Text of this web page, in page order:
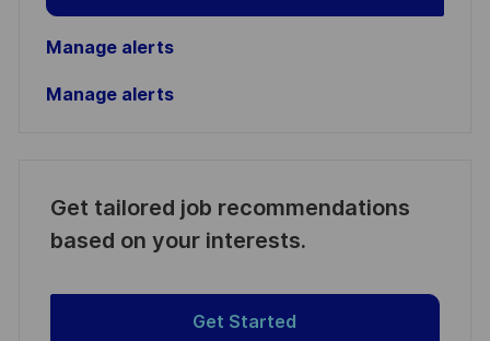
Manage alerts
Manage alerts
Get tailored job recommendations
based on your interests.
Get Started